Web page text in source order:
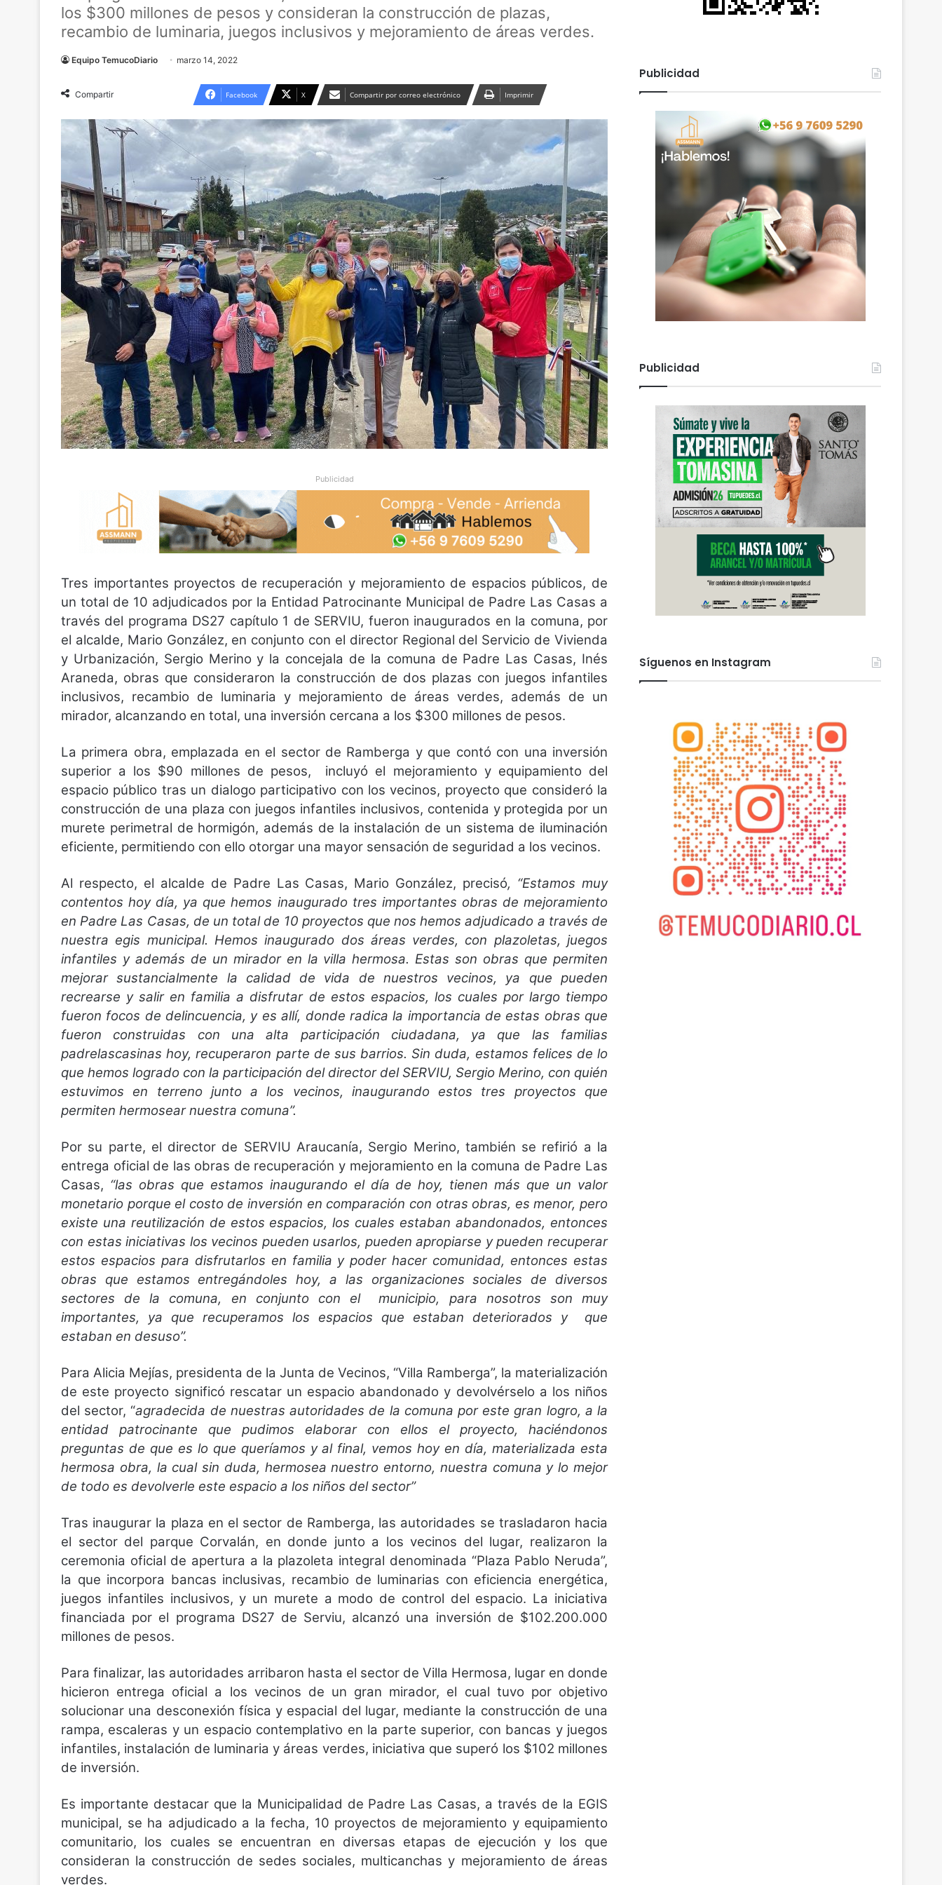
los $300 millones de pesos y consideran la construcción de plazas,
recambio de luminaria, juegos inclusivos y mejoramiento de áreas verdes.
Equipo TemucoDiario marzo 14, 2022
Compartir Facebook X Compartir por correo electrónico Imprimir
Publicidad
Tres importantes proyectos de recuperación y mejoramiento de espacios públicos, de
un total de 10 adjudicados por la Entidad Patrocinante Municipal de Padre Las Casas a
través del programa DS27 capítulo 1 de SERVIU, fueron inaugurados en la comuna, por
el alcalde, Mario González, en conjunto con el director Regional del Servicio de Vivienda
y Urbanización, Sergio Merino y la concejala de la comuna de Padre Las Casas, Inés
Araneda, obras que consideraron la construcción de dos plazas con juegos infantiles
inclusivos, recambio de luminaria y mejoramiento de áreas verdes, además de un
mirador, alcanzando en total, una inversión cercana a los $300 millones de pesos.
La primera obra, emplazada en el sector de Ramberga y que contó con una inversión
superior a los $90 millones de pesos, incluyó el mejoramiento y equipamiento del
espacio público tras un dialogo participativo con los vecinos, proyecto que consideró la
construcción de una plaza con juegos infantiles inclusivos, contenida y protegida por un
murete perimetral de hormigón, además de la instalación de un sistema de iluminación
eficiente, permitiendo con ello otorgar una mayor sensación de seguridad a los vecinos.
Al respecto, el alcalde de Padre Las Casas, Mario González, precisó, “Estamos muy
contentos hoy día, ya que hemos inaugurado tres importantes obras de mejoramiento
en Padre Las Casas, de un total de 10 proyectos que nos hemos adjudicado a través de
nuestra egis municipal. Hemos inaugurado dos áreas verdes, con plazoletas, juegos
infantiles y además de un mirador en la villa hermosa. Estas son obras que permiten
mejorar sustancialmente la calidad de vida de nuestros vecinos, ya que pueden
recrearse y salir en familia a disfrutar de estos espacios, los cuales por largo tiempo
fueron focos de delincuencia, y es allí, donde radica la importancia de estas obras que
fueron construidas con una alta participación ciudadana, ya que las familias
padrelascasinas hoy, recuperaron parte de sus barrios. Sin duda, estamos felices de lo
que hemos logrado con la participación del director del SERVIU, Sergio Merino, con quién
estuvimos en terreno junto a los vecinos, inaugurando estos tres proyectos que
permiten hermosear nuestra comuna”.
Por su parte, el director de SERVIU Araucanía, Sergio Merino, también se refirió a la
entrega oficial de las obras de recuperación y mejoramiento en la comuna de Padre Las
Casas, “las obras que estamos inaugurando el día de hoy, tienen más que un valor
monetario porque el costo de inversión en comparación con otras obras, es menor, pero
existe una reutilización de estos espacios, los cuales estaban abandonados, entonces
con estas iniciativas los vecinos pueden usarlos, pueden apropiarse y pueden recuperar
estos espacios para disfrutarlos en familia y poder hacer comunidad, entonces estas
obras que estamos entregándoles hoy, a las organizaciones sociales de diversos
sectores de la comuna, en conjunto con el municipio, para nosotros son muy
importantes, ya que recuperamos los espacios que estaban deteriorados y que
estaban en desuso”.
Para Alicia Mejías, presidenta de la Junta de Vecinos, “Villa Ramberga”, la materialización
de este proyecto significó rescatar un espacio abandonado y devolvérselo a los niños
del sector, “agradecida de nuestras autoridades de la comuna por este gran logro, a la
entidad patrocinante que pudimos elaborar con ellos el proyecto, haciéndonos
preguntas de que es lo que queríamos y al final, vemos hoy en día, materializada esta
hermosa obra, la cual sin duda, hermosea nuestro entorno, nuestra comuna y lo mejor
de todo es devolverle este espacio a los niños del sector”
Tras inaugurar la plaza en el sector de Ramberga, las autoridades se trasladaron hacia
el sector del parque Corvalán, en donde junto a los vecinos del lugar, realizaron la
ceremonia oficial de apertura a la plazoleta integral denominada “Plaza Pablo Neruda”,
la que incorpora bancas inclusivas, recambio de luminarias con eficiencia energética,
juegos infantiles inclusivos, y un murete a modo de control del espacio. La iniciativa
financiada por el programa DS27 de Serviu, alcanzó una inversión de $102.200.000
millones de pesos.
Para finalizar, las autoridades arribaron hasta el sector de Villa Hermosa, lugar en donde
hicieron entrega oficial a los vecinos de un gran mirador, el cual tuvo por objetivo
solucionar una desconexión física y espacial del lugar, mediante la construcción de una
rampa, escaleras y un espacio contemplativo en la parte superior, con bancas y juegos
infantiles, instalación de luminaria y áreas verdes, iniciativa que superó los $102 millones
de inversión.
Es importante destacar que la Municipalidad de Padre Las Casas, a través de la EGIS
municipal, se ha adjudicado a la fecha, 10 proyectos de mejoramiento y equipamiento
comunitario, los cuales se encuentran en diversas etapas de ejecución y los que
consideran la construcción de sedes sociales, multicanchas y mejoramiento de áreas
verdes.
Publicidad
Publicidad
Síguenos en Instagram